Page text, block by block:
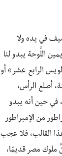
في يده ولا
اللَّوحة يبدو لنا
الرابع عشر» أو
أصلع الرأس،
في حين أنه يبدو
من الإمبراطور
القالب، فلا عجب
ملوك مصر قديمًا،